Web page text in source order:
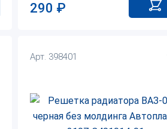
290 ₽
Арт. 398401